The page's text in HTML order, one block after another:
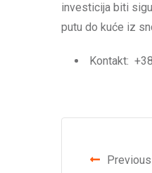
investicija biti
putu do kuće iz
Kontakt: